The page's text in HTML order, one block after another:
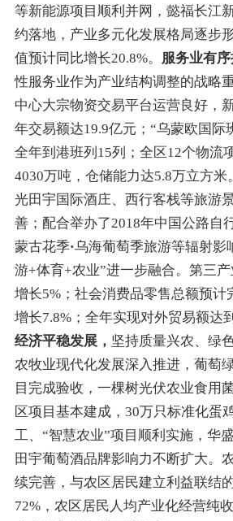
等新能源项目顺利并网， 懿福长江
约落地，产业多元化发展格局逐步
值预计同比增长20.8%。 服务业有
性服务业作为产业结构调整的战略
中心大宗物资交易平台运营良好，
年交易额达19.9亿元；“乌蒙欧国际
全年到 港班列 15列；全区 12个物流
4030万吨，仓储能力达5.8万立方米。
光田宇国际酒庄、西行客栈等旅游
善；配合举办了2018年中国公路自
蒙古花季·乌海葡萄季旅游等辐射影
游+体育+农业”进一步融合。第三
增长5%；社会消费品零售总额预计
增长7.8%； 全年实现对外贸易额达到
经济平稳发展， 坚持质量兴农、绿
农牧业现代化发展深入推进，葡萄
目完成验收， 一棵树光伏农业食用
区项目基本建成，30万只标准化蛋
工、“智慧农业”项目顺利 实施，华
田宇葡萄酒品牌影响力不断扩大。
续完善， 与农区居民建立利益联结
72%， 农区居民 人均产业化经营纯